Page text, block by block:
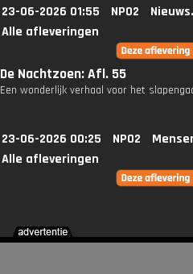
23-06-2026 01:55 NPO2
Alle afleveringen
De Nachtzoen: Afl. 55
Een wonderlijk verhaal voor het
23-06-2026 00:25 NPO2
Alle afleveringen